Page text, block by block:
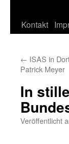
Kontakt
← ISAS in
Patrick Meyer
In
Veröffentlicht